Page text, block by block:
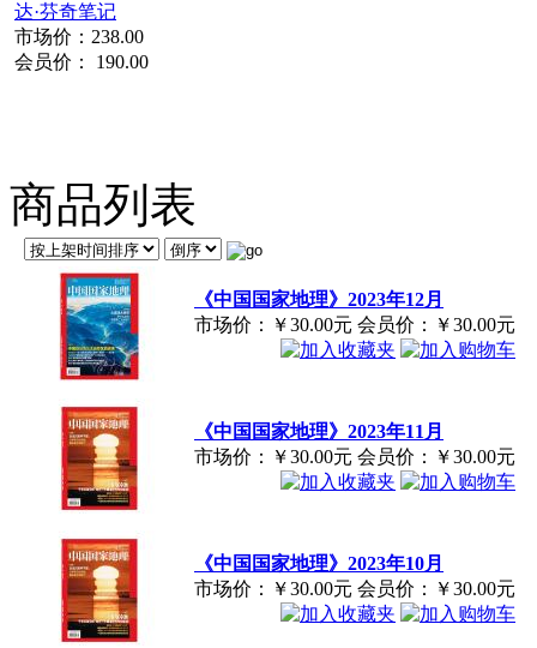
达·芬奇笔记
市场价： 238.00
会员价： 190.00
商品列表
《中国国家地理》2023年12月
市场价：
￥30.00元 会员价： ￥30.00元
《中国国家地理》2023年11月
市场价：
￥30.00元 会员价： ￥30.00元
《中国国家地理》2023年10月
市场价：
￥30.00元 会员价： ￥30.00元